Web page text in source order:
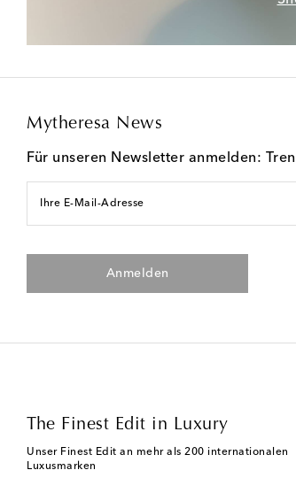
Mytheresa News
Für unseren Newsletter anmelden:
Ihre E-Mail-Adresse
Anmelden
The Finest Edit in Luxury
Unser Finest Edit an mehr als 200 internationalen
Luxusmarken